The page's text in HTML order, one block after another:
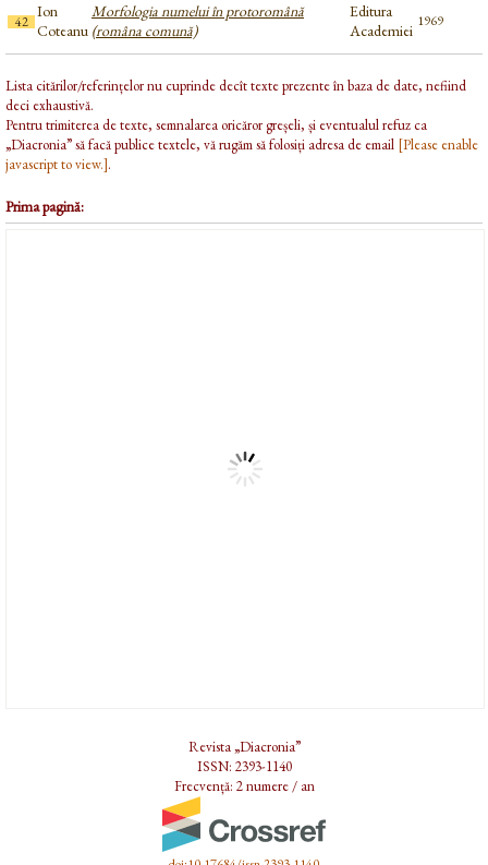
42
Ion
Coteanu
Morfologia numelui în protoromână
(româna comună)
Editura
Academiei 1969
Lista citărilor/referințelor nu cuprinde decît texte prezente în baza de date, nefiind
deci exhaustivă.
Pentru trimiterea de texte, semnalarea oricăror greșeli, și eventualul refuz ca
„Diacronia” să facă publice textele, vă rugăm să folosiți adresa de email [Please enable
javascript to view.].
Prima pagină:
Revista „Diacronia”
ISSN: 2393-1140
Frecvență: 2 numere / an